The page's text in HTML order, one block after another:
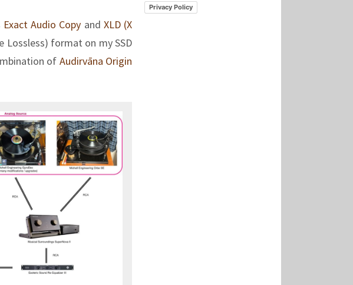
Exact Audio Copy and XLD (X
Lossless) format on my SSD
of Audirvāna Origin
Privacy Policy